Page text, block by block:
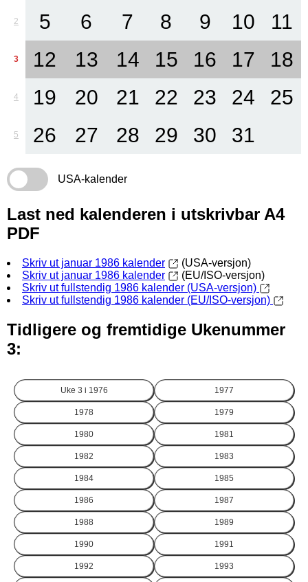
2 5 6 7 8 9 10 11
3 12 13 14 15 16 17 18
4 19 20 21 22 23 24 25
5 26 27 28 29 30 31
USA-kalender
Last ned kalenderen i utskrivbar A4
PDF
Skriv ut januar 1986 kalender
(USA-versjon)
Skriv ut januar 1986 kalender
(EU/ISO-versjon)
Skriv ut fullstendig 1986 kalender (USA-versjon)
Skriv ut fullstendig 1986 kalender (EU/ISO-versjon)
Tidligere og fremtidige Ukenummer
3:
Uke 3 i 1976 1977
1978 1979
1980 1981
1982 1983
1984 1985
1986 1987
1988 1989
1990 1991
1992 1993